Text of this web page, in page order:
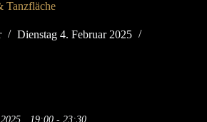
Tanzfläche
Dienstag 4. Februar 2025
19:00 - 23:30